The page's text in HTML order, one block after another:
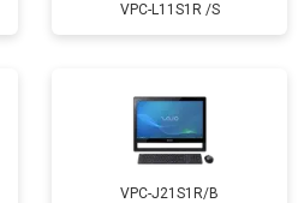
VPC-L11S1R /S
VPC-J21S1R/B